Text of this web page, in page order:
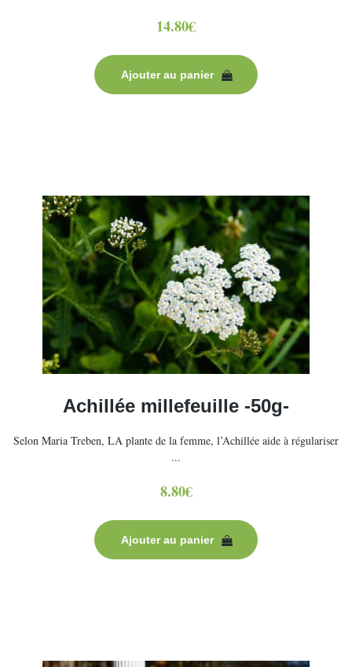
14.80€
Ajouter au panier
Achillée millefeuille -50g-
Selon Maria Treben, LA plante de la femme, l’Achillée aide à régulariser
...
8.80€
Ajouter au panier